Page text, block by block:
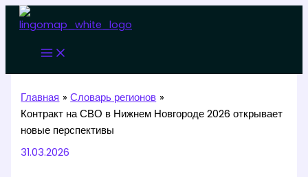
Перейти
содержимому
Главная
Словарь регионов
Контракт на СВО в Нижнем Новгороде 2026 открывает
новые перспективы
31.03.2026